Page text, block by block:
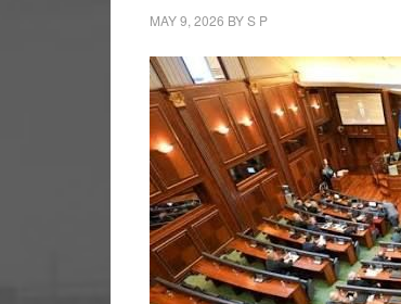
MAY 9, 2026 BYS P